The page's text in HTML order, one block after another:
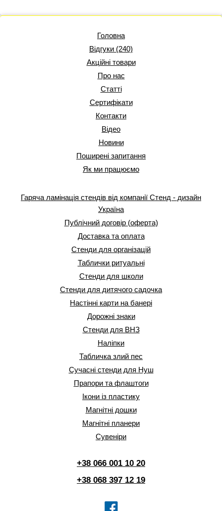
Головна
Відгуки (240)
Акційні товари
Про нас
Статті
Сертифікати
Контакти
Відео
Новини
Поширені запитання
Як ми працюємо
Гаряча ламінація стендів від компанії Стенд - дизайн
Україна
Публічний договір (оферта)
Доставка та оплата
Стенди для організацій
Таблички ритуальні
Стенди для школи
Стенди для дитячого садочка
Настінні карти на банері
Дорожні знаки
Стенди для ВНЗ
Наліпки
Табличка злий пес
Сучасні стенди для Нуш
Прапори та флаштоги
Ікони із пластику
Магнітні дошки
Магнітні планери
Сувеніри
+38 066 001 10 20
+38 068 397 12 19